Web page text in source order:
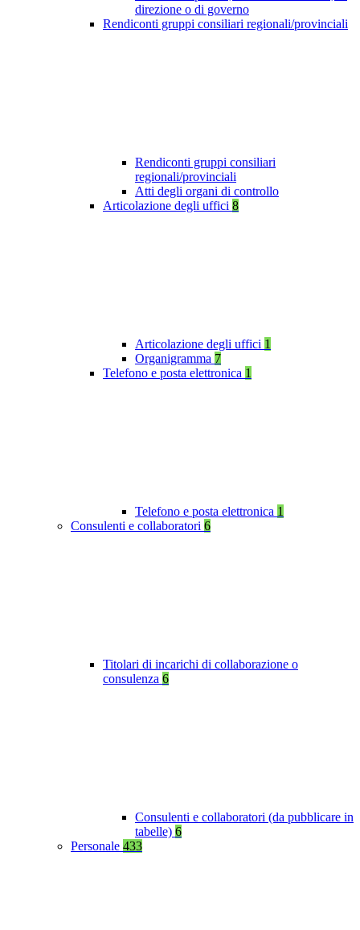
direzione o di governo
Rendiconti gruppi consiliari regionali/provinciali
Rendiconti gruppi consiliari
regionali/provinciali
Atti degli organi di controllo
Articolazione degli uffici 8
Articolazione degli uffici 1
Organigramma 7
Telefono e posta elettronica 1
Telefono e posta elettronica 1
Consulenti e collaboratori 6
Titolari di incarichi di collaborazione o
consulenza 6
Consulenti e collaboratori (da pubblicare in
tabelle) 6
Personale 433